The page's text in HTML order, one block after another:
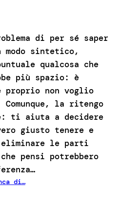
di per sé saper
sintetico,
qualcosa che
più spazio: è
proprio non voglio
Comunque, la ritengo
ti aiuta a decidere
giusto tenere e
eliminare le parti
pensi potrebbero
di…